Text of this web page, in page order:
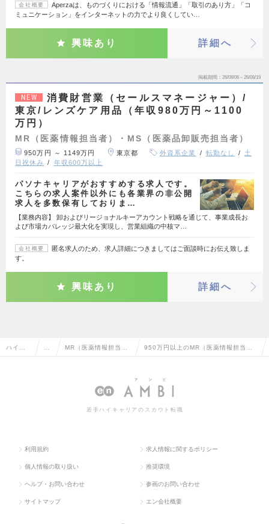
会社概要
Aperzaは、ものづくりにおける「情報流通」「取引のあり方」「コ
ミュニケーション」をインターネットの力でより良くしてい…
興味あり 詳細へ
掲載期間 26/08/06～26/08/19
NEW
消費財営業（セールスマネージャー）/
東京/レンズケア用品（年収980万円～1100
万円）
MR（医薬情報担当者）・MS（医薬品卸販売担当者）
950万円 ～ 1149万円 東京都 外資系企業 転勤なし
土
日祝休み
年収600万以上
パソナキャリアがおすすめする求人です。
こちらの求人案件以外にも各業界の非公開
求人を多数保有しておりま…
【業務内容】 卸およびリージョナルキーアカウント戦略を通じて、事業成長お
よび市場カバレッジ最大化を実現し、営業組織の中核マ…
会社概要
匿名求人のため、求人詳細につきましてはご面談時にお伝え致しま
す。
興味あり 詳細へ
ハイク 営 MR（医薬情報担当
販売担当者）
950万円以上のMR（医薬情報担当
転職・求人情報一覧
若手ハイキャリアのスカウト転職
利用規約 求人情報に関するポリシー
個人情報の取り扱い 推奨環境
ヘルプ・お問い合わせ 参画のお問い合わせ
サイトマップ エン会社概要